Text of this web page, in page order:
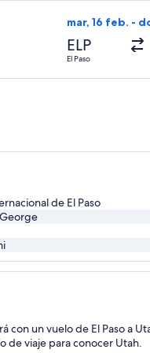
hacia St.
mar, 16 feb. -
ELP
El Paso
Seleccionar
de El Paso
un vuelo de El Paso a
de viaje para conocer Utah.